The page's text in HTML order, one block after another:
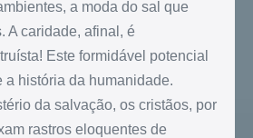
a moda do sal que
A caridade, afinal, é
Este formidável potencial
a história da humanidade.
da salvação, os cristãos, por
rastros eloquentes de